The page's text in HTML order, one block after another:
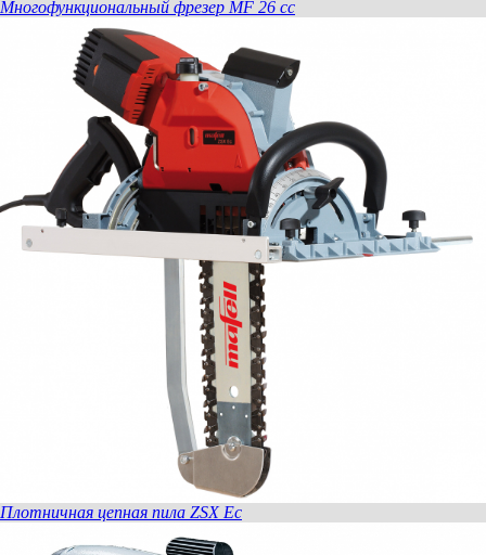
Mногофункциональный фрезер MF 26 cc
Плотничная цепная пила ZSX Ec